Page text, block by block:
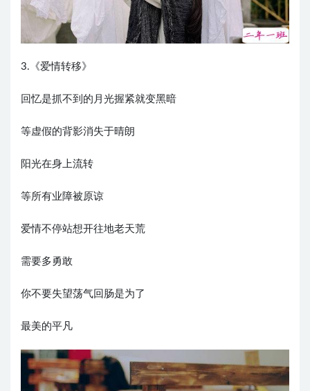
3.《爱情转移》
回忆是抓不到的月光握紧就变黑暗
等虚假的背影消失于晴朗
阳光在身上流转
等所有业障被原谅
爱情不停站想开往地老天荒
需要多勇敢
你不要失望荡气回肠是为了
最美的平凡